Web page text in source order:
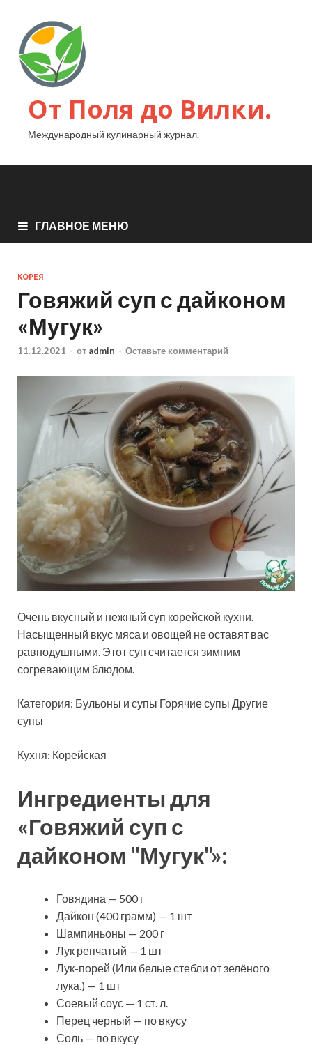
От Поля до Вилки.
Международный кулинарный журнал.
ГЛАВНОЕ МЕНЮ
КОРЕЯ
Говяжий суп с дайконом
«Мугук»
11.12.2021 - от admin - Оставьте комментарий
Очень вкусный и нежный суп корейской кухни.
Насыщенный вкус мяса и овощей не оставят вас
равнодушными. Этот суп считается зимним
согревающим блюдом.
Категория: Бульоны и супы Горячие супы Другие
супы
Кухня: Корейская
Ингредиенты для
«Говяжий суп с
дайконом "Мугук"»:
Говядина — 500 г
Дайкон (400 грамм) — 1 шт
Шампиньоны — 200 г
Лук репчатый — 1 шт
Лук-порей (Или белые стебли от зелёного
лука.) — 1 шт
Соевый соус — 1 ст. л.
Перец черный — по вкусу
Соль — по вкусу